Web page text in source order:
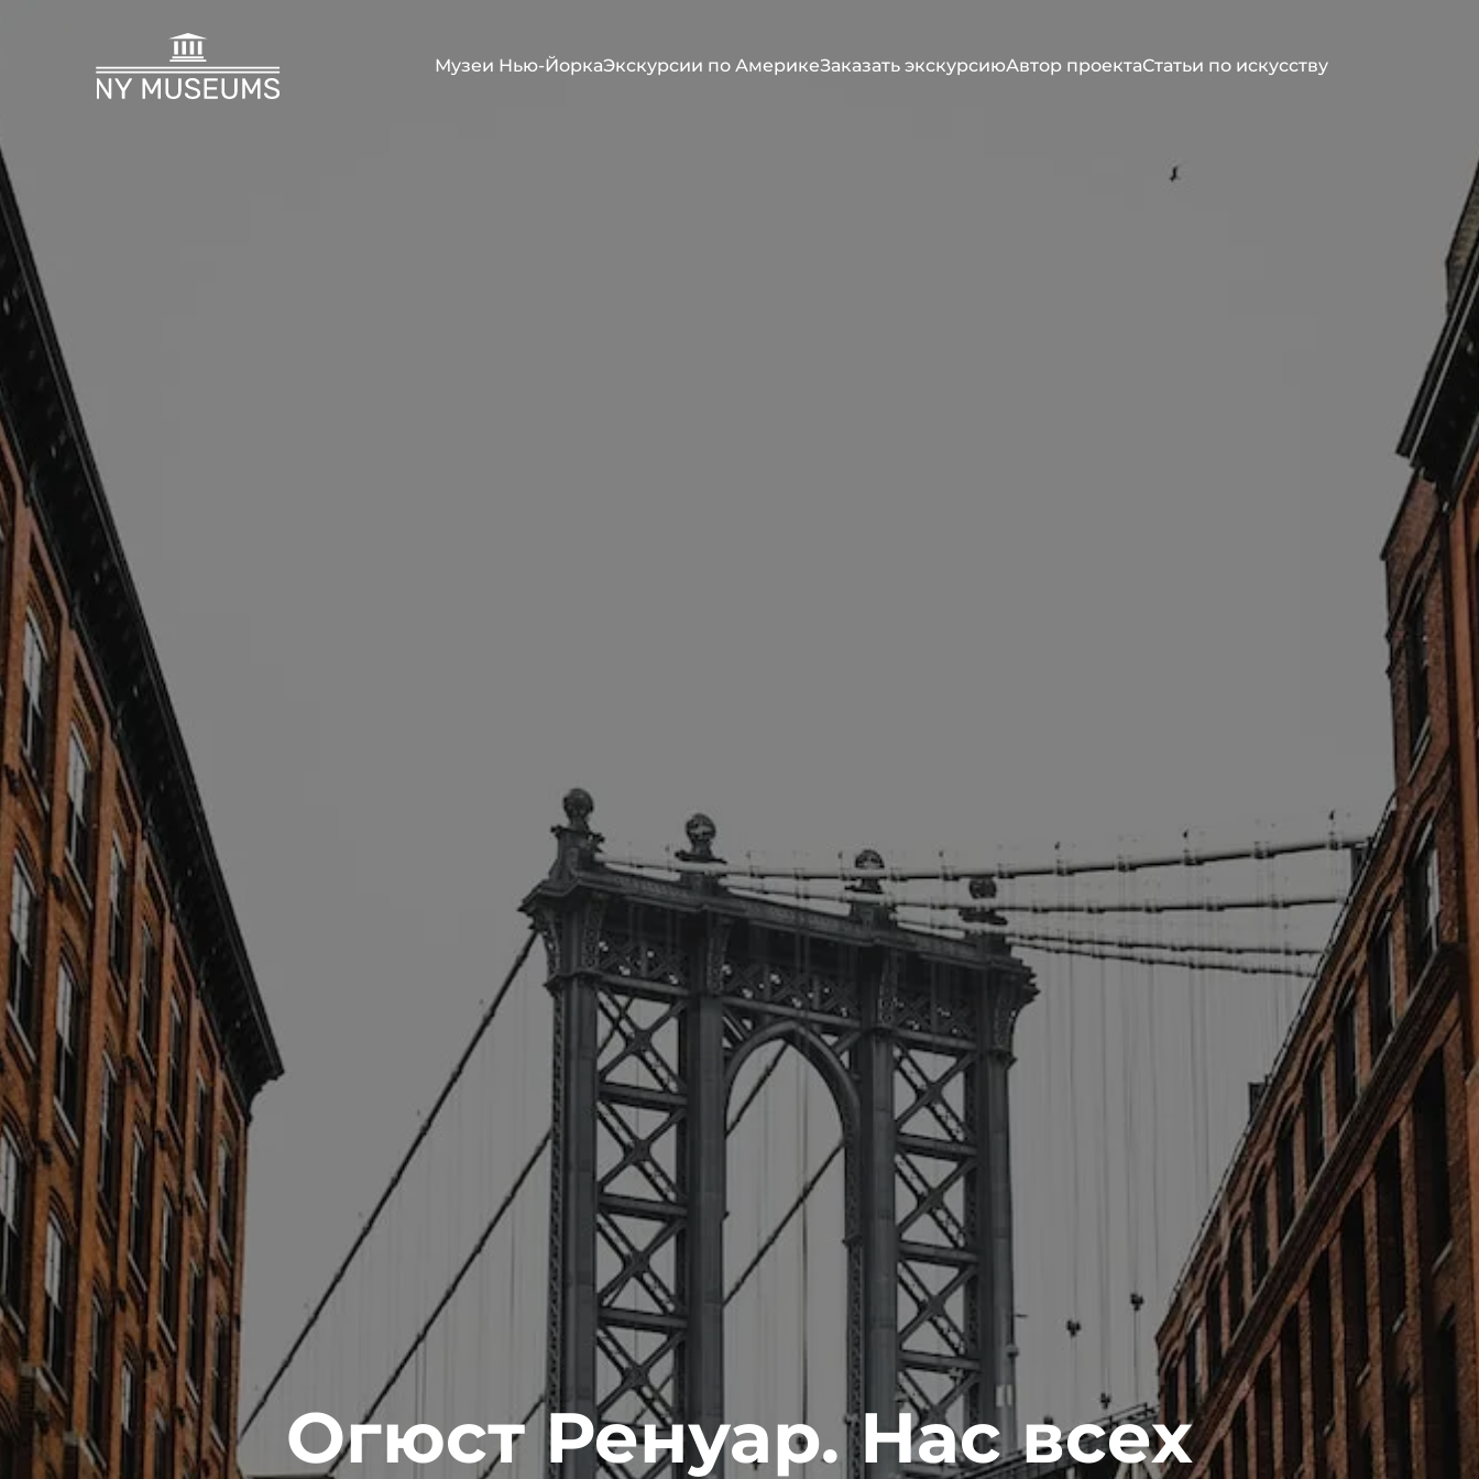
Музеи Нью-ЙоркаЭкскурсии по АмерикеЗаказать экскурсиюАвтор проектаСтатьи по искусству
Огюст Ренуар. Нас всех